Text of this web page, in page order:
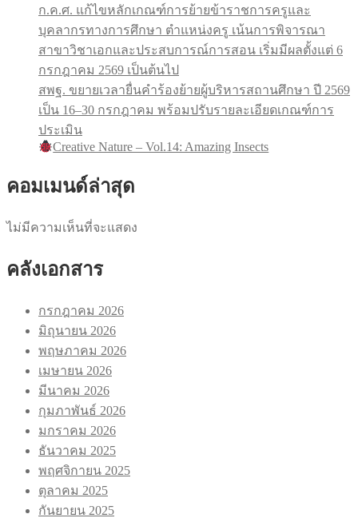
ก.ค.ศ. แก้ไขหลักเกณฑ์การย้ายข้าราชการครูและ
บุคลากรทางการศึกษา ตำแหน่งครู เน้นการพิจารณา
สาขาวิชาเอกและประสบการณ์การสอน เริ่มมีผลตั้งแต่ 6
กรกฎาคม 2569 เป็นต้นไป
สพฐ. ขยายเวลายื่นคำร้องย้ายผู้บริหารสถานศึกษา ปี 2569
เป็น 16–30 กรกฎาคม พร้อมปรับรายละเอียดเกณฑ์การ
ประเมิน
Creative Nature – Vol.14: Amazing Insects
คอมเมนด์ล่าสุด
ไม่มีความเห็นที่จะแสดง
คลังเอกสาร
กรกฎาคม 2026
มิถุนายน 2026
พฤษภาคม 2026
เมษายน 2026
มีนาคม 2026
กุมภาพันธ์ 2026
มกราคม 2026
ธันวาคม 2025
พฤศจิกายน 2025
ตุลาคม 2025
กันยายน 2025